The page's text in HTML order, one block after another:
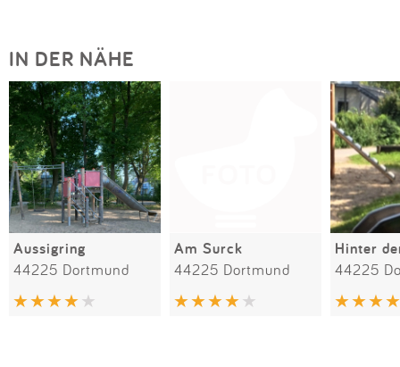
IN DER NÄHE
Aussigring
44225 Dortmund
Am Surck
44225 Dortmund
Hinter
44225